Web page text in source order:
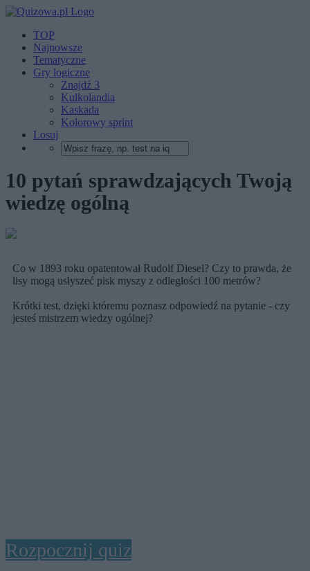
TOP
Najnowsze
Tematyczne
Gry logiczne
Znajdź 3
Kulkolandia
Kaskada
Kolorowy sprint
Losuj
10 pytań sprawdzających Twoją
wiedzę ogólną
Co w 1893 roku opatentował Rudolf Diesel? Czy to prawda, że
lisy mogą usłyszeć pisk myszy z odległości 100 metrów?
Krótki test, dzięki któremu poznasz odpowiedź na pytanie - czy
jesteś mistrzem wiedzy ogólnej?
Rozpocznij quiz